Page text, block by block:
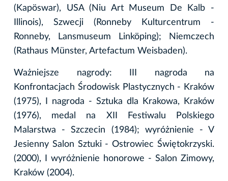
(Kapöswar), USA (Niu Art Museum De Kalb -
Illinois), Szwecji (Ronneby Kulturcentrum -
Ronneby, Lansmuseum Linköping); Niemczech
(Rathaus Münster, Artefactum Weisbaden).
Ważniejsze nagrody: III nagroda na
Konfrontacjach Środowisk Plastycznych - Kraków
(1975), I nagroda - Sztuka dla Krakowa, Kraków
(1976), medal na XII Festiwalu Polskiego
Malarstwa - Szczecin (1984); wyróżnienie - V
Jesienny Salon Sztuki - Ostrowiec Świętokrzyski.
(2000), I wyróżnienie honorowe - Salon Zimowy,
Kraków (2004).